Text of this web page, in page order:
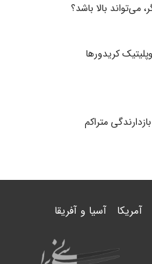
بالا باشد؟
کریدورها
متراکم
آمریکا آسیا و آفریقا